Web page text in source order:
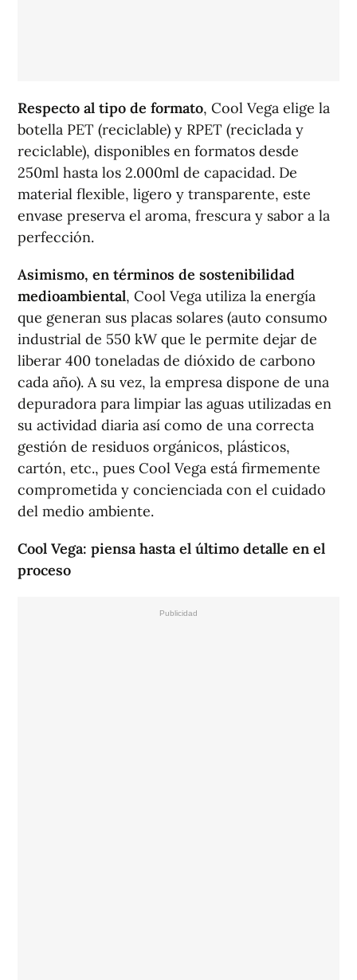
Respecto al tipo de formato, Cool Vega elige la
botella PET (reciclable) y RPET (reciclada y
reciclable), disponibles en formatos desde
250ml hasta los 2.000ml de capacidad. De
material flexible, ligero y transparente, este
envase preserva el aroma, frescura y sabor a la
perfección.
Asimismo, en términos de sostenibilidad
medioambiental, Cool Vega utiliza la energía
que generan sus placas solares (auto consumo
industrial de 550 kW que le permite dejar de
liberar 400 toneladas de dióxido de carbono
cada año). A su vez, la empresa dispone de una
depuradora para limpiar las aguas utilizadas en
su actividad diaria así como de una correcta
gestión de residuos orgánicos, plásticos,
cartón, etc., pues Cool Vega está firmemente
comprometida y concienciada con el cuidado
del medio ambiente.
Cool Vega: piensa hasta el último detalle en el
proceso